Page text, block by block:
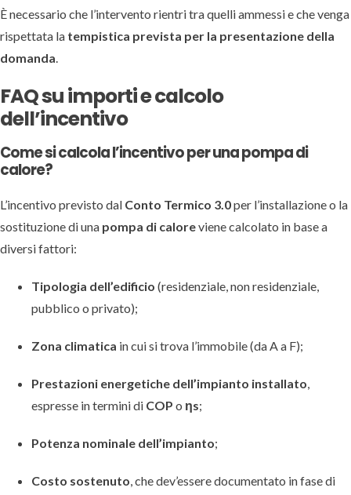
È necessario che l’intervento rientri tra quelli ammessi e che venga
rispettata la tempistica prevista per la presentazione della
domanda
FAQ su importi e calcolo
dell’incentivo
Come si calcola l’incentivo per una pompa di
calore?
L’incentivo previsto dal Conto Termico 3.0per l’installazione o la
sostituzione di una pompa di caloreviene calcolato in base a
diversi fattori:
Tipologia dell’edificio (residenziale, non residenziale,
pubblico o privato);
Zona climatica in cui si trova l’immobile (da A a F);
Prestazioni energetiche dell’impianto installato
espresse in termini di COP o ηs;
Potenza nominale dell’impianto;
Costo sostenuto , che dev’essere documentato in fase di